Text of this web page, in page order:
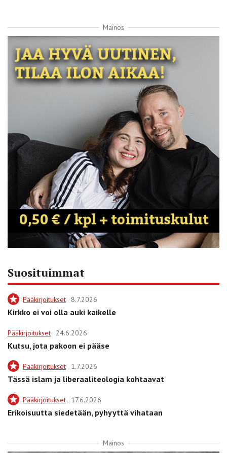
Mainos
Suosituimmat
Pääkirjoitukset 8.7.2026
Kirkko ei voi olla auki kaikelle
Pääkirjoitukset 24.6.2026
Kutsu, jota pakoon ei pääse
Pääkirjoitukset 1.7.2026
Tässä islam ja liberaaliteologia kohtaavat
Pääkirjoitukset 17.6.2026
Erikoisuutta siedetään, pyhyyttä vihataan
Mainos